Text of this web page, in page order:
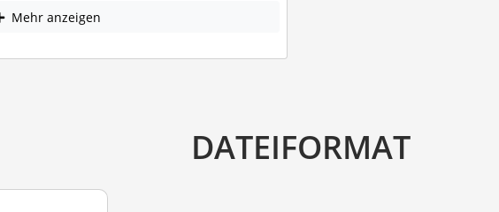
Mehr anzeigen
DATEIFORMAT